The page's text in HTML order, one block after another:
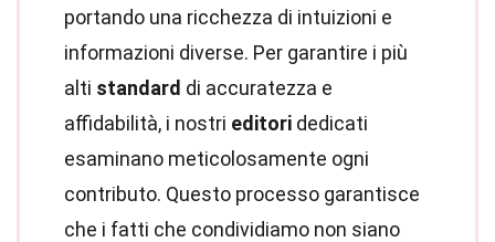
portando una ricchezza di intuizioni e
informazioni diverse. Per garantire i più
alti standard di accuratezza e
affidabilità, i nostri editori dedicati
esaminano meticolosamente ogni
contributo. Questo processo garantisce
che i fatti che condividiamo non siano